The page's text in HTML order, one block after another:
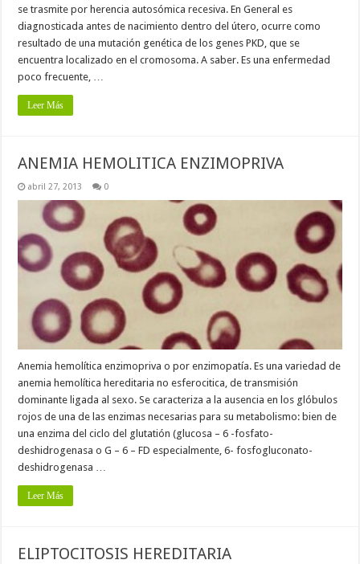
se trasmite por herencia autosómica recesiva. En General es
diagnosticada antes de nacimiento dentro del útero, ocurre como
resultado de una mutación genética de los genes PKD, que se
encuentra localizado en el cromosoma. A saber. Es una enfermedad
poco frecuente, …
Leer Más
ANEMIA HEMOLITICA ENZIMOPRIVA
abril 27, 2013 0
Anemia hemolítica enzimopriva o por enzimopatía. Es una variedad de
anemia hemolítica hereditaria no esferocitica, de transmisión
dominante ligada al sexo. Se caracteriza a la ausencia en los glóbulos
rojos de una de las enzimas necesarias para su metabolismo: bien de
una enzima del ciclo del glutatión (glucosa – 6 -fosfato-
deshidrogenasa o G – 6 – FD especialmente, 6- fosfogluconato-
deshidrogenasa …
Leer Más
ELIPTOCITOSIS HEREDITARIA